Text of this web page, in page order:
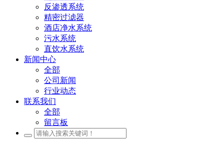
反渗透系统
精密过滤器
酒店净水系统
污水系统
直饮水系统
新闻中心
全部
公司新闻
行业动态
联系我们
全部
留言板